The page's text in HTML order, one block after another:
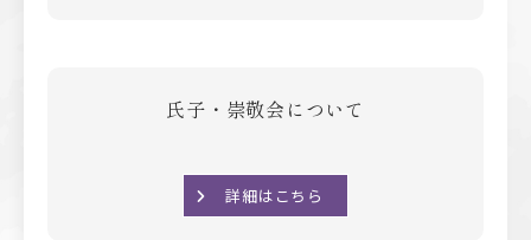
氏子・崇敬会について
詳細はこちら